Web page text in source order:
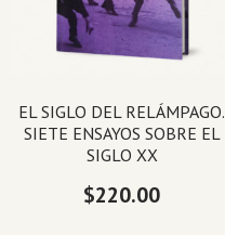
EL SIGLO DEL RELÁMPAGO.
SIETE ENSAYOS SOBRE EL
SIGLO XX
$220.00